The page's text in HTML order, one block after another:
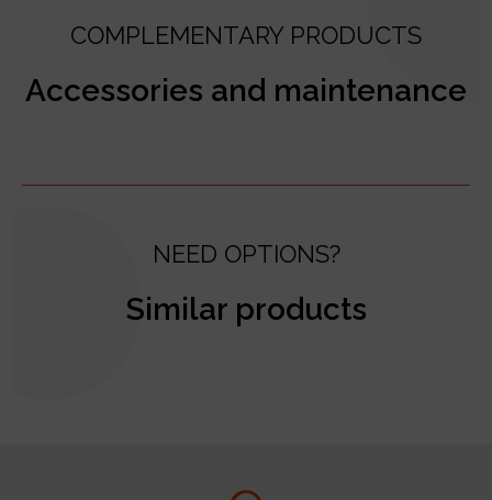
COMPLEMENTARY PRODUCTS
Accessories and maintenance
NEED OPTIONS?
Similar products